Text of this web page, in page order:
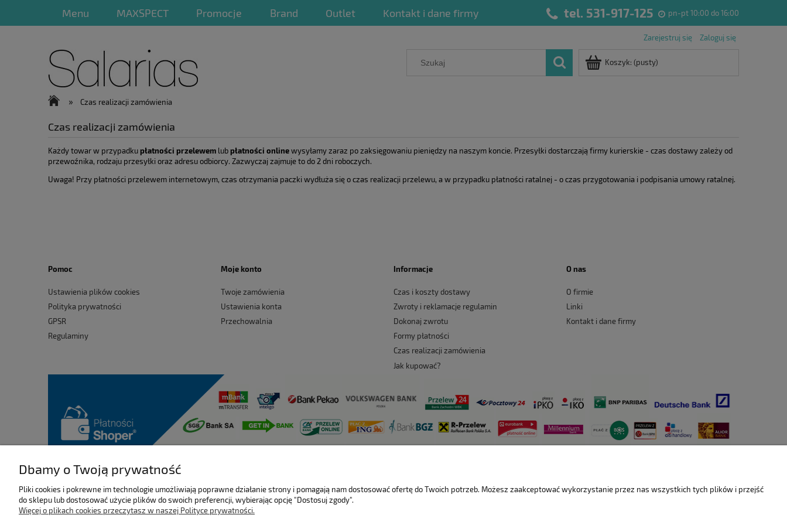
Menu MAXSPECT Promocje Brand Outlet Kontakt i dane firmy tel. 531-917-125 pn-pt 10:00 do 16:00
Zarejestruj się Zaloguj się
Koszyk: (pusty)
» Czas realizacji zamówienia
Czas realizacji zamówienia
Każdy towar w przypadku płatności przelewem lub płatności online wysyłamy zaraz po zaksięgowaniu pieniędzy na naszym koncie. Przesyłki dostarczają firmy kurierskie - czas dostawy zależy od
przewoźnika, rodzaju przesyłki oraz adresu odbiorcy. Zazwyczaj zajmuje to do 2 dni roboczych.
Uwaga! Przy płatności przelewem internetowym, czas otrzymania paczki wydłuża się o czas realizacji przelewu, a w przypadku płatności ratalnej - o czas przygotowania i podpisania umowy ratalnej.
Pomoc
Ustawienia plików cookies
Polityka prywatności
GPSR
Regulaminy
Moje konto
Twoje zamówienia
Ustawienia konta
Przechowalnia
Informacje
Czas i koszty dostawy
Zwroty i reklamacje regulamin
Dokonaj zwrotu
Formy płatności
Czas realizacji zamówienia
Jak kupować?
O nas
O firmie
Linki
Kontakt i dane firmy
Dbamy o Twoją prywatność
Pliki cookies i pokrewne im technologie umożliwiają poprawne działanie strony i pomagają nam dostosować ofertę do Twoich potrzeb. Możesz zaakceptować wykorzystanie przez nas wszystkich tych plików i przejść
do sklepu lub dostosować użycie plików do swoich preferencji, wybierając opcję "Dostosuj zgody".
Więcej o plikach cookies przeczytasz w naszej Polityce prywatności.